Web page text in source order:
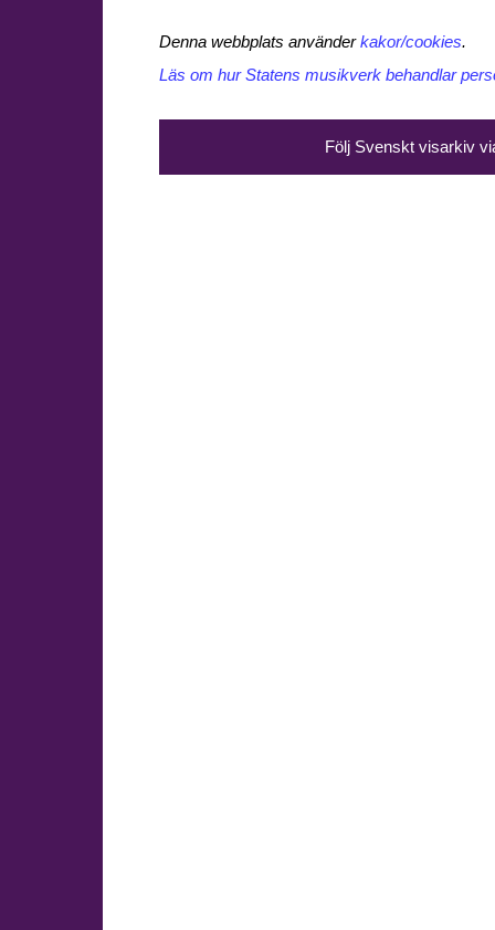
Denna webbplats använderkakor/cookies.
Läs om hur Statens musikverk behandlar
Följ Svenskt visarkiv